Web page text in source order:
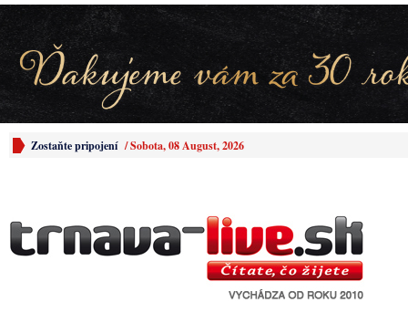
Zostaňte pripojení /Sobota, 08 August, 2026